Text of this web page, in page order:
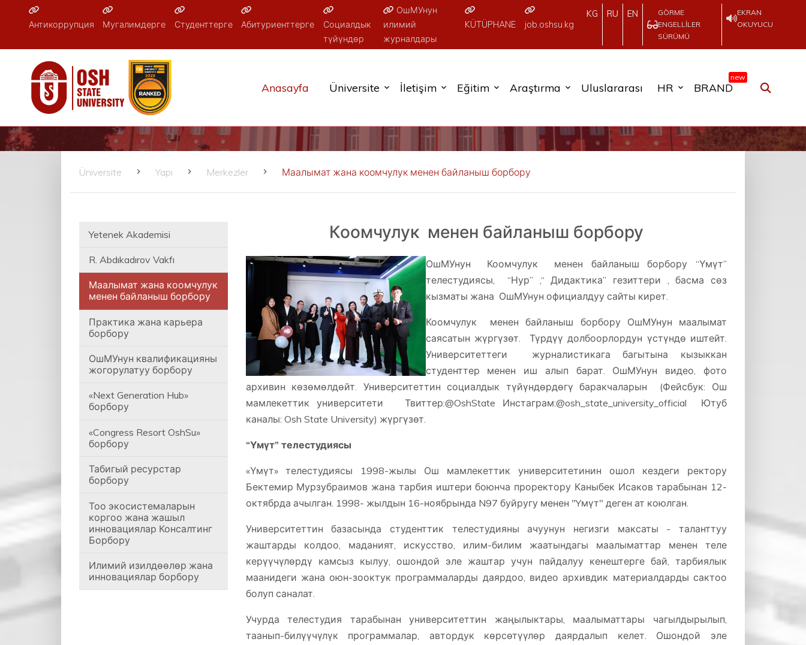
Антикоррупция Мугалимдерге Студенттерге Абитуриенттерге
Социалдык
түйүндөр
ОшМУнун
илимий
журналдары
KÜTÜPHANE job.oshsu.kg
KG RU EN
GÖRME
ENGELLILER
SÜRÜMÜ
EKRAN
OKUYUCU
Anasayfa Üniversite İletişim Eğitim Araştırma Uluslararası HR BRAND
new
Üniversite Yapı Merkezler Маалымат жана коомчулук менен байланыш борбору
Yetenek Akademisi
R. Abdıkadırov Vakfı
Маалымат жана коомчулук
менен байланыш борбору
Практика жана карьера
борбору
ОшМУнун квалификацияны
жогорулатуу борбору
«Next Generation Hub»
борбору
«Congress Resort OshSu»
борбору
Табигый ресурстар
борбору
Тоо экосистемаларын
коргоо жана жашыл
инновациялар Консалтинг
Борбору
Илимий изилдөөлөр жана
инновациялар борбору
Коомчулук менен байланыш борбору
ОшМУнун Коомчулук менен байланыш борбору “Үмүт”
телестудиясы, “Нур” ,“ Дидактика” гезиттери , басма сөз
кызматы жана ОшМУнун официалдуу сайты кирет.
Коомчулук менен байланыш борбору ОшМУнун маалымат
саясатын жүргүзөт. Түрдүү долбоорлордун үстүндө иштейт.
Университеттеги журналистикага багытына кызыккан
студенттер менен иш алып барат. ОшМУнун видео, фото
архивин көзөмөлдөйт. Университеттин социалдык түйүндөрдөгү баракчаларын (Фейсбук: Ош
мамлекеттик университети Твиттер:@OshState Инстаграм:@osh_state_university_official Ютуб
каналы: Osh State University) жүргүзөт.
“Үмүт” телестудиясы
«Үмүт» телестудиясы 1998-жылы Ош мамлекеттик университетинин ошол кездеги ректору
Бектемир Мурзубраимов жана тарбия иштери боюнча проректору Каныбек Исаков тарабынан 12-
октябрда ачылган. 1998- жылдын 16-ноябрында N97 буйругу менен "Yмүт" деген ат коюлган.
Университеттин базасында студенттик телестудияны ачуунун негизги максаты - таланттуу
жаштарды колдоо, маданият, искусство, илим-билим жаатындагы маалыматтар менен теле
керүүчүлөрдү камсыз кылуу, ошондой эле жаштар учун пайдалуу кенештерге бай, тарбиялык
маанидеги жана оюн-зооктук программаларды даярдоо, видео архивдик материалдарды сактоо
болуп саналат.
Учурда телестудия тарабынан университеттин жаңылыктары, маалыматтары чагылдырылып,
таанып-билүүчүлүк программалар, автордук көрсөтүүлөр даярдалып келет. Ошондой эле